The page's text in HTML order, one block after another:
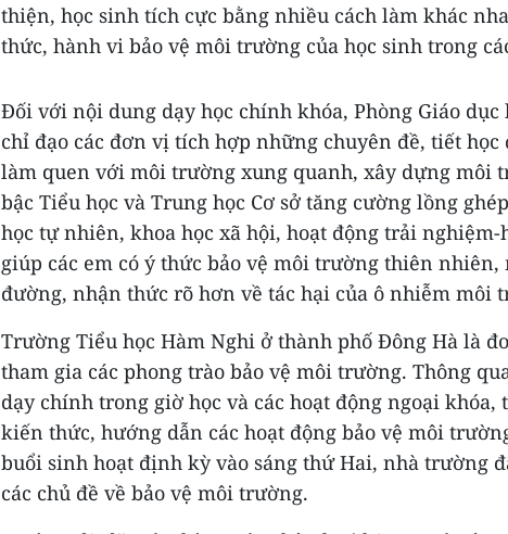
thiện, học sinh tích cực bằng nhiều cách làm khác
thức, hành vi bảo vệ môi trường của học sinh trong
Đối với nội dung dạy học chính khóa, Phòng Giáo dục
chỉ đạo các đơn vị tích hợp những chuyên đề, tiết học
làm quen với môi trường xung quanh, xây dựng môi
bậc Tiểu học và Trung học Cơ sở tăng cường lồng
học tự nhiên, khoa học xã hội, hoạt động trải
giúp các em có ý thức bảo vệ môi trường thiên
đường, nhận thức rõ hơn về tác hại của ô nhiễm môi
Trường Tiểu học Hàm Nghi ở thành phố Đông Hà là
tham gia các phong trào bảo vệ môi trường. Thông
dạy chính trong giờ học và các hoạt động ngoại
kiến thức, hướng dẫn các hoạt động bảo vệ môi
buổi sinh hoạt định kỳ vào sáng thứ Hai, nhà trường
các chủ đề về bảo vệ môi trường.